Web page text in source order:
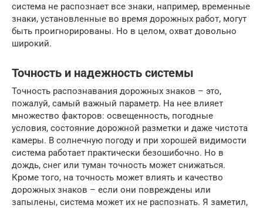
система не распознает все знаки, например, временные
знаки, установленные во время дорожных работ, могут
быть проигнорированы. Но в целом, охват довольно
широкий.
Точность и надежность системы
Точность распознавания дорожных знаков – это,
пожалуй, самый важный параметр. На нее влияет
множество факторов: освещенность, погодные
условия, состояние дорожной разметки и даже чистота
камеры. В солнечную погоду и при хорошей видимости
система работает практически безошибочно. Но в
дождь, снег или туман точность может снижаться.
Кроме того, на точность может влиять и качество
дорожных знаков – если они повреждены или
запылены, система может их не распознать. Я заметил,